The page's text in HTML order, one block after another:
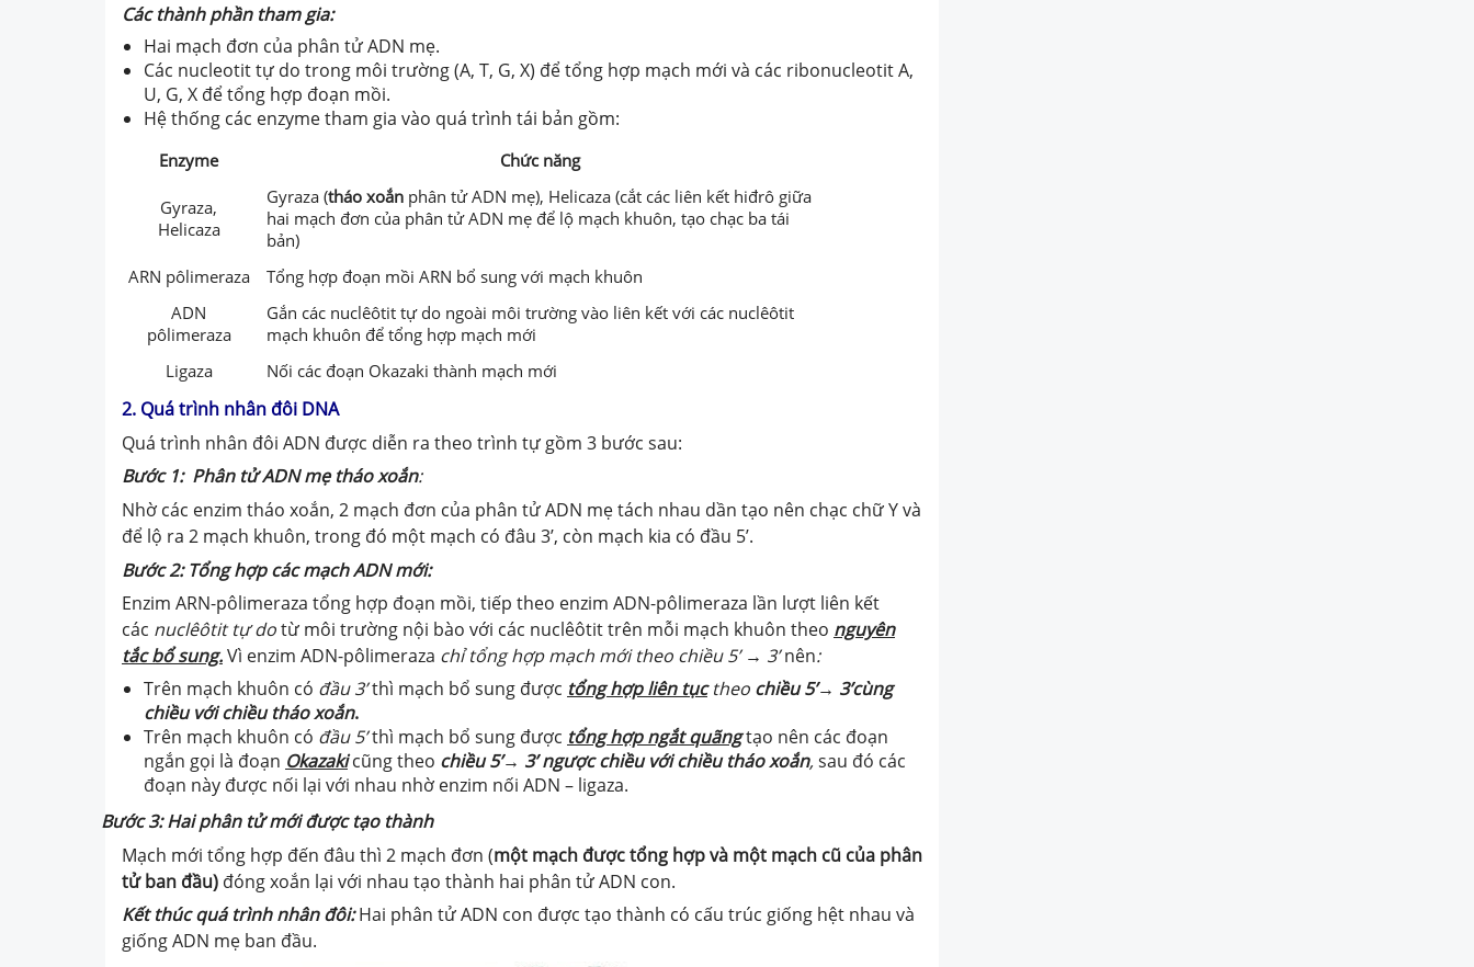
Các thành phần tham gia:
Hai mạch đơn của phân tử ADN mẹ.
Các nucleotit tự do trong môi trường (A, T, G, X) để tổng hợp mạch mới và các ribonucleotit A,
U, G, X để tổng hợp đoạn mồi.
Hệ thống các enzyme tham gia vào quá trình tái bản gồm:
Enzyme Chức năng
Gyraza,
Helicaza
Gyraza (tháo xoắnphân tử ADN mẹ), Helicaza (cắt các liên kết hiđrô giữa
hai mạch đơn của phân tửADN mẹ để lộ mạch khuôn, tạo chạc ba tái
bản)
ARN pôlimeraza
Tổng hợp đoạn mồi ARN bổ sung với mạch khuôn
ADN
pôlimeraza
Gắn các nuclêôtit tự do ngoài môi trường vào liên kết với các nuclêôtit
mạch khuôn để tổng hợp mạch mới
Ligaza
Nối các đoạn Okazaki thành mạch mới
2. Quá trình nhân đôi DNA
Quá trình nhân đôi ADN được diễn ra theo trình tự gồm 3 bước sau:
Bước 1: Phân tử ADN mẹ tháo xoắn:
Nhờ các enzim tháo xoắn, 2 mạch đơn của phân tử ADN mẹ tách nhau dần tạo nên chạc chữ Y và
để lộ ra 2 mạch khuôn, trong đó một mạch có đâu 3’, còn mạch kia có đầu 5’.
Bước 2: Tổng hợp các mạch ADN mới:
Enzim ARN-pôlimeraza tổng hợp đoạn mồi, tiếp theo enzim ADN-pôlimeraza lần lượt liên kết
các nuclêôtit tự dotừ môi trường nội bào với các nuclêôtit trên mỗi mạch khuôn theo nguyên
tắc bổ sung.Vì enzim ADN-pôlimeraza chỉ tổng hợp mạch mới theo chiều 5’ → 3’ nên:
Trên mạch khuôn có đầu 3’thì mạch bổ sung được tổng hợp liên tục theo chiều 5’→ 3’cùng
chiều với chiều tháo xoắn.
Trên mạch khuôn có đầu 5’thì mạch bổ sung được tổng hợp ngắt quãngtạo nên các đoạn
ngắn gọi là đoạn Okazakicũng theo chiều 5’→ 3’ ngược chiều với chiều tháo xoắn,sau đó các
đoạn này được nối lại với nhau nhờ enzim nối ADN – ligaza.
Bước 3: Hai phân tử mới được tạo thành
Mạch mới tổng hợp đến đâu thì 2 mạch đơn (một mạch được tổng hợp và một mạch cũ của phân
tử ban đầu) đóng xoắn lại với nhau tạo thành hai phân tử ADN con.
Kết thúc quá trình nhân đôi:Hai phân tửADN con được tạo thành có cấu trúc giống hệt nhau và
giống ADN mẹ ban đầu.